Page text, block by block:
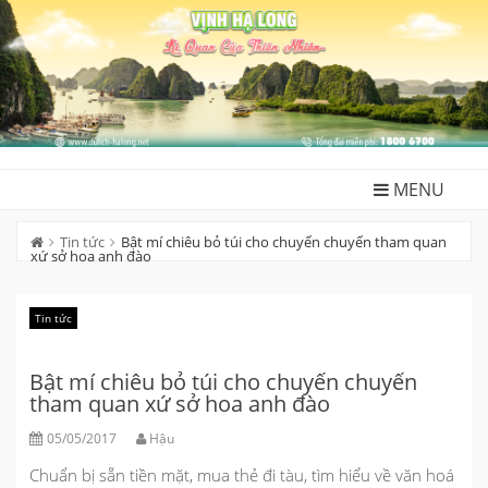
Skip
to
content
MENU
Tin tức Bật mí chiêu bỏ túi cho chuyến chuyến tham quan
xứ sở hoa anh đào
Tin tức
Bật mí chiêu bỏ túi cho chuyến chuyến
tham quan xứ sở hoa anh đào
05/05/2017 Hậu
Chuẩn bị sẵn tiền mặt, mua thẻ đi tàu, tìm hiểu về văn hoá